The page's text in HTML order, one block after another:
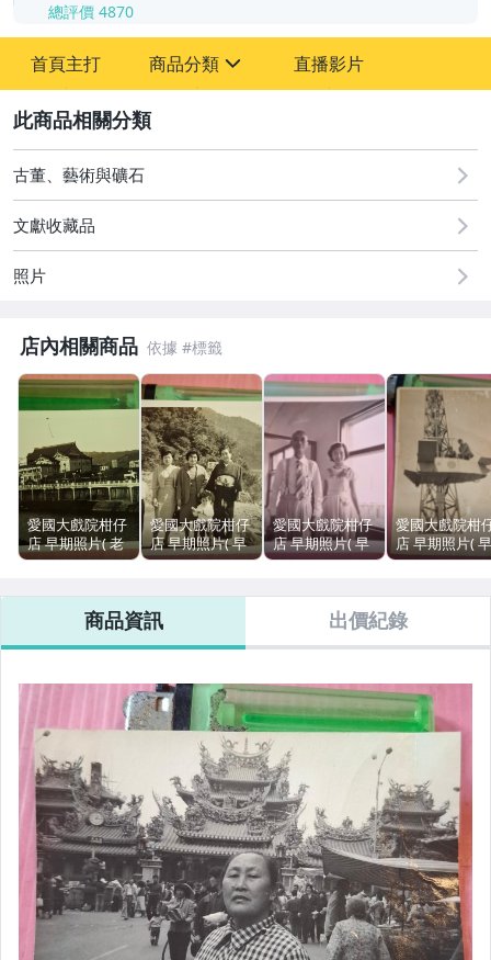
總評價 4870
首頁主打 商品分類
古董、藝術與礦石
直播影片
古董、藝術與礦石
文獻收藏品
照片
店內相關商品
愛國大戲院柑仔
店 早期照片( 老
建築 現況賣)J
愛國大戲院柑仔
店 早期照片( 早
期服飾 紀念合影
愛國大戲院柑仔
店 早期照片( 早
期服飾 紀念合影
愛國大戲院柑
店 早期照片( 早
期服飾 紀念合
商品資訊 出價紀錄